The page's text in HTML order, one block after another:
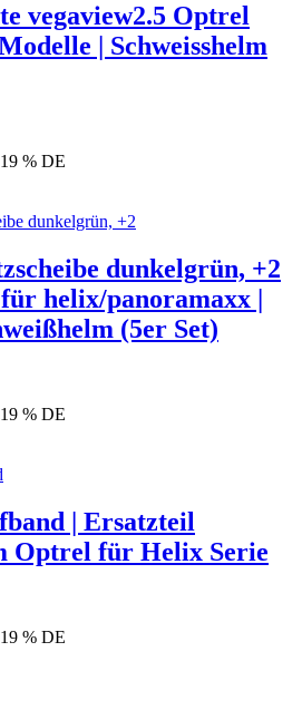
vegaview2.5 Optrel
| Schweisshelm
% DE
dunkelgrün, +2
helix/panoramaxx |
(5er Set)
% DE
| Ersatzteil
Optrel für Helix Serie
% DE